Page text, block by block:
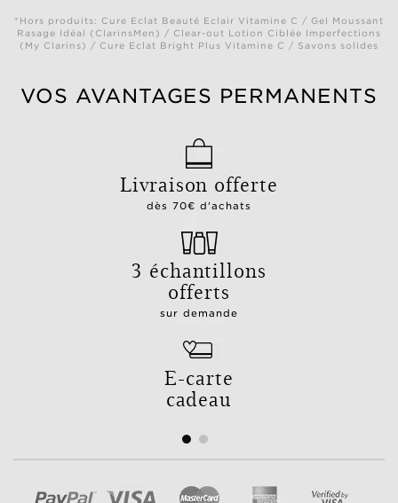
*Hors produits: Cure Eclat Beauté Eclair Vitamine C / Gel Moussant
Rasage Idéal (ClarinsMen) / Clear-out Lotion Ciblée Imperfections
(My Clarins) / Cure Eclat Bright Plus Vitamine C / Savons solides
VOS AVANTAGES PERMANENTS
Livraison offerte
dès 70€ d'achats
3 échantillons
offerts
sur demande
E-carte
cadeau